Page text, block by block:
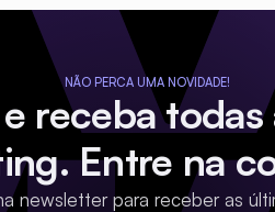
NÃO PERCA UMA NOVIDADE!
receba
Entre na
newsletter para receber as